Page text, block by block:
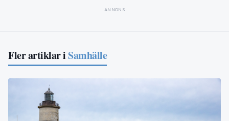
ANNONS
Fler artiklar iSamhälle